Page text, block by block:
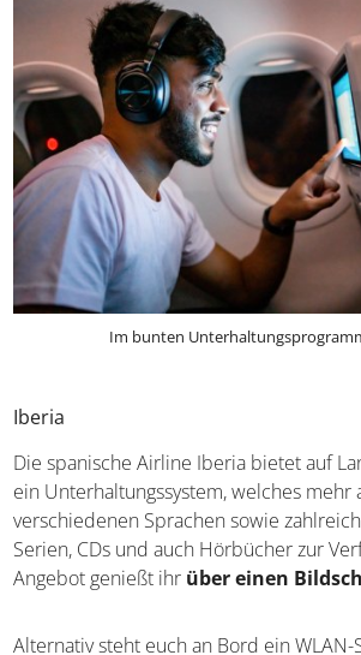
Im bunten
Iberia
Die spanische Airline Iberia bietet auf
ein Unterhaltungssystem, welches mehr
verschiedenen Sprachen sowie
Serien, CDs und auch Hörbücher zur
Angebot genießt ihr über einen
Alternativ steht euch an Bord ein WLAN-